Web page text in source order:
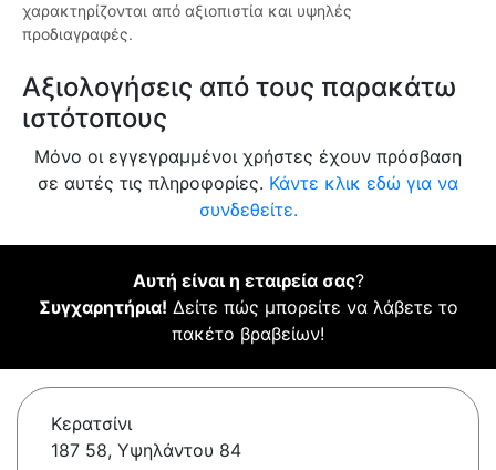
χαρακτηρίζονται από αξιοπιστία και υψηλές
προδιαγραφές.
Αξιολογήσεις από τους παρακάτω
ιστότοπους
Μόνο οι εγγεγραμμένοι χρήστες έχουν πρόσβαση
σε αυτές τις πληροφορίες. Κάντε κλικ εδώ για να
συνδεθείτε.
Αυτή είναι η εταιρεία σας?
Συγχαρητήρια! Δείτε πώς μπορείτε να λάβετε το
πακέτο βραβείων!
Κερατσίνι
187 58, Υψηλάντου 84